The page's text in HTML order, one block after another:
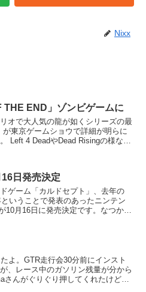
Nixx
THE END」ゾンビゲームに
オで大人気の龍が如くシリーズの最
東京ゲームショウで詳細が明らに
ゾ
16日発売決定
ゲーム「カルドセプト」、去年の
いうことで発表のあったニンテン
10月16日に発売決定です。なつかし
よ。GTR走行会30分前にインスト
、レース中のガソリン残量が分から
んがぐりぐり押してくれたけども